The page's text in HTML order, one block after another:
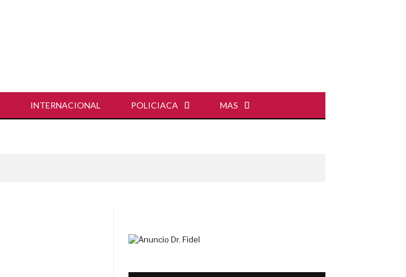
INTERNACIONAL POLICIACA MAS